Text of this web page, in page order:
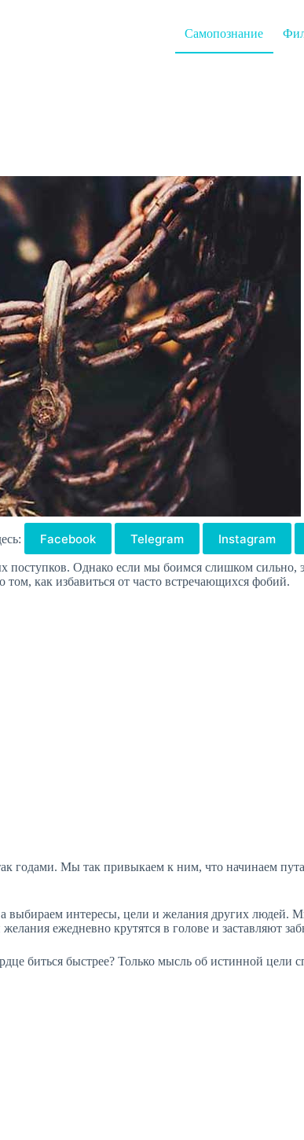
Самопознание
Facebook Telegram Instagram
Однако если мы боимся слишком сильно,
как избавиться от часто встречающихся фобий.
годами. Мы так привыкаем к ним, что начинаем
выбираем интересы, цели и желания других
ежедневно крутятся в голове и заставляют
биться быстрее? Только мысль об истинной цели